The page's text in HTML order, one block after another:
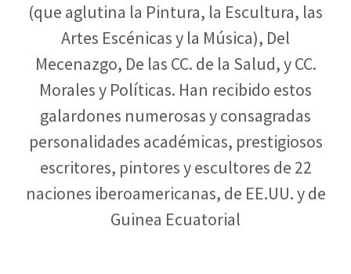
(que aglutina la Pintura, la Escultura, las
Artes Escénicas y la Música), Del
Mecenazgo, De las CC. de la Salud, y CC.
Morales y Políticas. Han recibido estos
galardones numerosas y consagradas
personalidades académicas, prestigiosos
escritores, pintores y escultores de 22
naciones iberoamericanas, de EE.UU. y de
Guinea Ecuatorial